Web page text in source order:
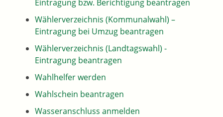
Eintragung bzw. Berichtigung beantragen
Wählerverzeichnis (Kommunalwahl) –
Eintragung bei Umzug beantragen
Wählerverzeichnis (Landtagswahl) -
Eintragung beantragen
Wahlhelfer werden
Wahlschein beantragen
Wasseranschluss anmelden